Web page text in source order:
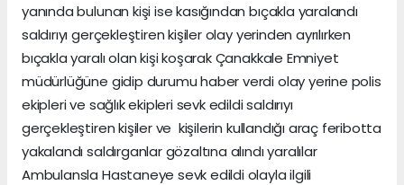
yanında bulunan kişi ise kasığından bıçakla yaralandı
saldırıyı gerçekleştiren kişiler olay yerinden ayrılırken
bıçakla yaralı olan kişi koşarak Çanakkale Emniyet
müdürlüğüne gidip durumu haber verdi olay yerine polis
ekipleri ve sağlık ekipleri sevk edildi saldırıyı
gerçekleştiren kişiler ve kişilerin kullandığı araç feribotta
yakalandı saldırganlar gözaltına alındı yaralılar
Ambulansla Hastaneye sevk edildi olayla ilgili